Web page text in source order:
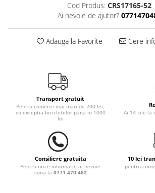
Tije
Cod Produs: CRS17165-52
Ai nevoie de ajutor?
Adauga la Favorite Cere
Transport gratuit
Pentru comenzi mai mari de 200 lei,
cu exceptia bicicletelor pana in 1000
lei
Ai 14 zile la
Consiliere gratuita
Pentru orice informatie ai nevoie
suna la 0771 470 482
10 lei
pentru